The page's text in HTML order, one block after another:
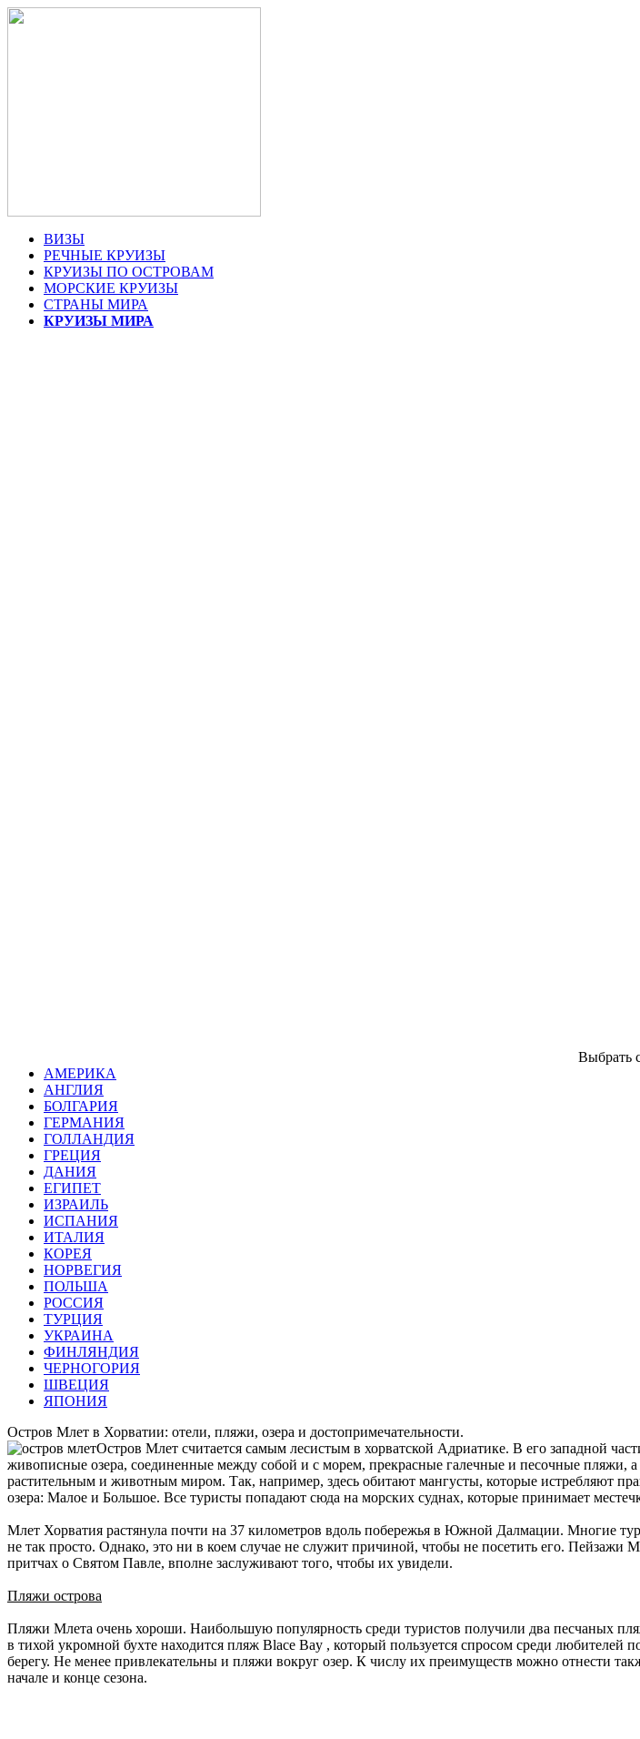
ВИЗЫ
РЕЧНЫЕ КРУИЗЫ
КРУИЗЫ ПО ОСТРОВАМ
МОРСКИЕ КРУИЗЫ
СТРАНЫ МИРА
КРУИЗЫ МИРА
Выбрать
АМЕРИКА
АНГЛИЯ
БОЛГАРИЯ
ГЕРМАНИЯ
ГОЛЛАНДИЯ
ГРЕЦИЯ
ДАНИЯ
ЕГИПЕТ
ИЗРАИЛЬ
ИСПАНИЯ
ИТАЛИЯ
КОРЕЯ
НОРВЕГИЯ
ПОЛЬША
РОССИЯ
ТУРЦИЯ
УКРАИНА
ФИНЛЯНДИЯ
ЧЕРНОГОРИЯ
ШВЕЦИЯ
ЯПОНИЯ
Остров Млет в Хорватии: отели, пляжи, озера и достопримечательности.
Остров Млет считается самым лесистым в хорватской Адриатике. В его западной
живописные озера, соединенные между собой и с морем, прекрасные галечные и песочные пляжи,
растительным и животным миром. Так, например, здесь обитают мангусты, которые истребляют
озера: Малое и Большое. Все туристы попадают сюда на морских суднах, которые принимает
Млет Хорватия растянула почти на 37 километров вдоль побережья в Южной Далмации. Многие
не так просто. Однако, это ни в коем случае не служит причиной, чтобы не посетить его.
притчах о Святом Павле, вполне заслуживают того, чтобы их увидели.
Пляжи острова
Пляжи Млета очень хороши. Наибольшую популярность среди туристов получили два песчаных
в тихой укромной бухте находится пляж Blace Bay , который пользуется спросом среди
берегу. Не менее привлекательны и пляжи вокруг озер. К числу их преимуществ можно отнести
начале и конце сезона.